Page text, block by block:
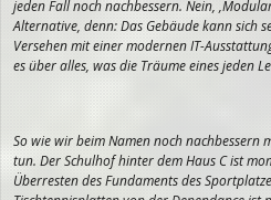
jeden Fall noch nachbessern. Nein,
Alternative, denn: Das Gebäude kann sich
Versehen mit einer modernen IT-
es über alles, was die Träume eines jeden
So wie wir beim Namen noch nachbessern
tun. Der Schulhof hinter dem Haus C ist
Überresten des Fundaments des